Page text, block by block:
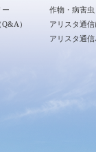
ー
）
作物・病害
アリスタ通
アリスタ通